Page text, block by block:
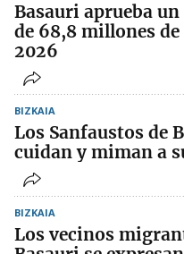
Basauri aprueba
de 68,8 millones
2026
BIZKAIA
Los Sanfaustos de
cuidan y miman a
BIZKAIA
Los vecinos